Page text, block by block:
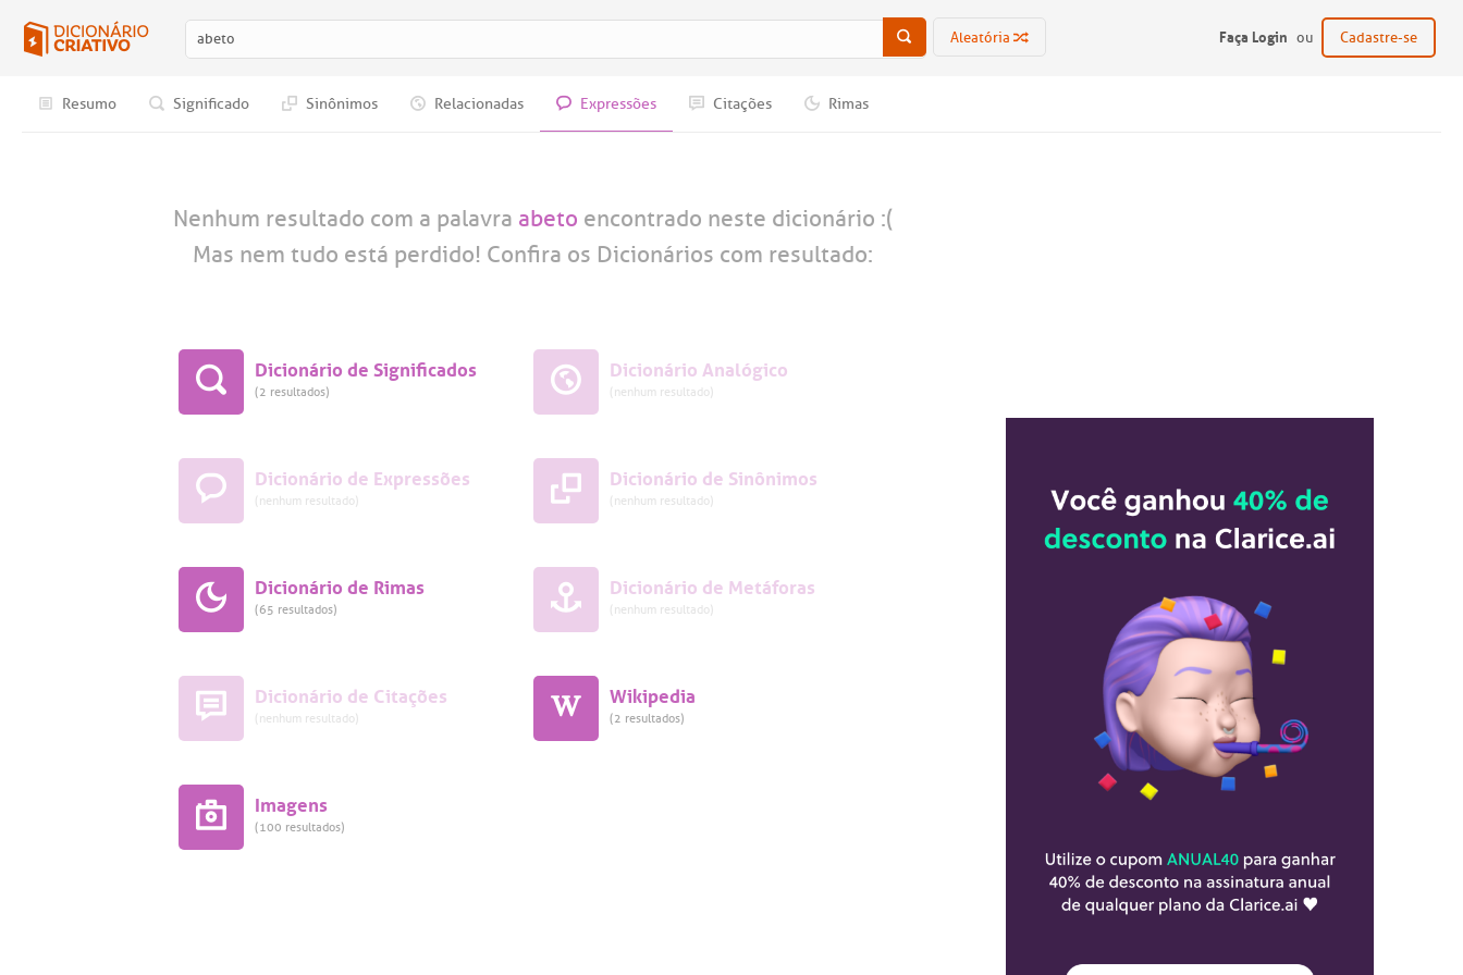
Aleatória Faça Login ou Cadastre-se
Resumo Significado Sinônimos Relacionadas Expressões Citações Rimas
Nenhum resultado com a palavra abeto encontrado neste dicionário :(
Mas nem tudo está perdido! Confira os Dicionários com resultado:
Dicionário de Significados
(2 resultados)
Dicionário Analógico
(nenhum resultado)
Dicionário de Expressões
(nenhum resultado)
Dicionário de Sinônimos
(nenhum resultado)
Dicionário de Rimas
(65 resultados)
Dicionário de Metáforas
(nenhum resultado)
Dicionário de Citações
(nenhum resultado)
Wikipedia
(2 resultados)
Imagens
(100 resultados)